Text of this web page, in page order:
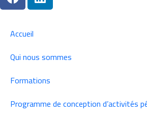
Accueil
Qui nous sommes
Formations
Programme de conception d’activités